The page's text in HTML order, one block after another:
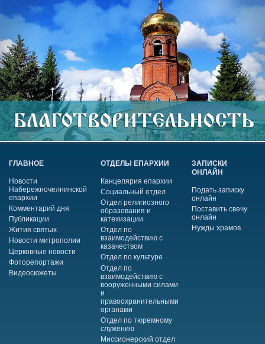
ГЛАВНОЕ
Новости
Набережночелнинской
епархии
Комментарий дня
Публикации
Жития святых
Новости митрополии
Церковные новости
Фоторепортажи
Видеосюжеты
ОТДЕЛЫ ЕПАРХИИ
Канцелярия епархии
Социальный отдел
Отдел религиозного
образования и
катехизации
Отдел по
взаимодействию с
казачеством
Отдел по культуре
Отдел по
взаимодействию с
вооруженными силами
и
правоохранительными
органами
Отдел по тюремному
служению
Миссионерский отдел
ЗАПИСКИ
ОНЛАЙН
Подать записку
онлайн
Поставить свечу
онлайн
Нужды храмов